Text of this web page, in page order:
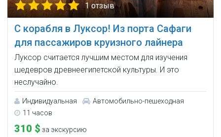
1 отзыв
С корабля в Луксор! Из порта Сафаги
для пассажиров круизного лайнера
Луксор считается лучшим местом для изучения
шедевров древнеегипетской культуры. И это
неслучайно.
Индивидуальная
Автомобильно-пешеходная
11 часов
310 $ за экскурсию